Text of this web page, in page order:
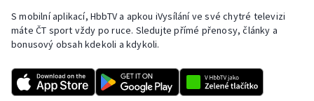
Rychlostní kanoistika
Sportovní střelba
S mobilní aplikací, HbbTV a apkou iVysílání ve své chytré televizi
máte ČT sport vždy po ruce. Sledujte přímé přenosy, články a
bonusový obsah kdekoli a kdykoli.